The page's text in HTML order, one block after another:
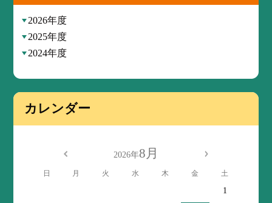
2026年度
2025年度
2024年度
カレンダー
2026年8月
日 月 火 水 木 金 土
1